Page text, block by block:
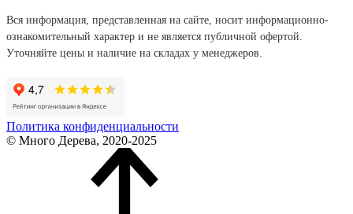
Вся информация, представленная на сайте, носит информационно-
ознакомительный характер и не является публичной офертой.
Уточняйте цены и наличие на складах у менеджеров.
Политика конфиденциальности
© Много Дерева, 2020-2025